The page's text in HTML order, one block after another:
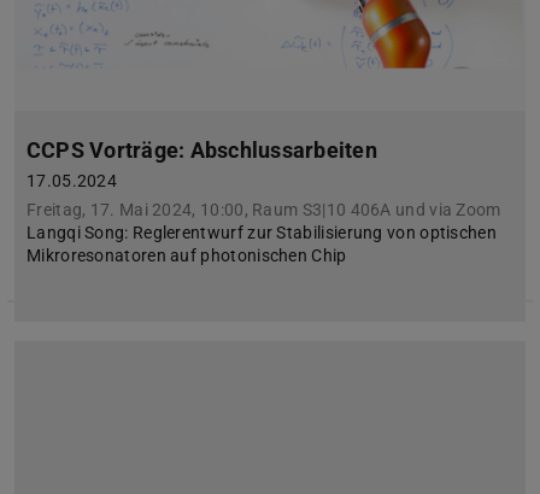
CCPS Vorträge: Abschlussarbeiten
17.05.2024
Freitag, 17. Mai 2024, 10:00, Raum S3|10 406A und via Zoom
Langqi Song: Reglerentwurf zur Stabilisierung von optischen
Mikroresonatoren auf photonischen Chip